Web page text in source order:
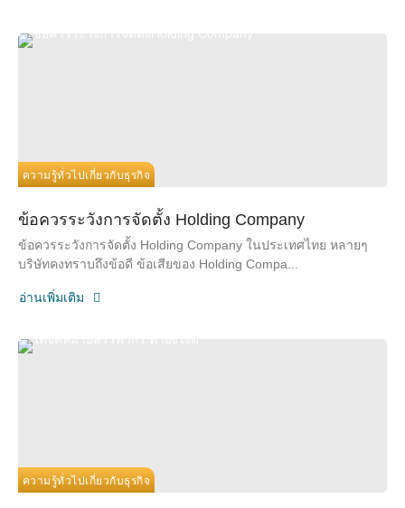
ความรู้ทั่วไปเกี่ยวกับธุรกิจ
ข้อควรระวังการจัดตั้ง Holding Company
ข้อควรระวังการจัดตั้ง Holding Company ในประเทศไทย หลายๆ
บริษัทคงทราบถึงข้อดี ข้อเสียของ Holding Compa...
อ่านเพิ่มเติม
ความรู้ทั่วไปเกี่ยวกับธุรกิจ